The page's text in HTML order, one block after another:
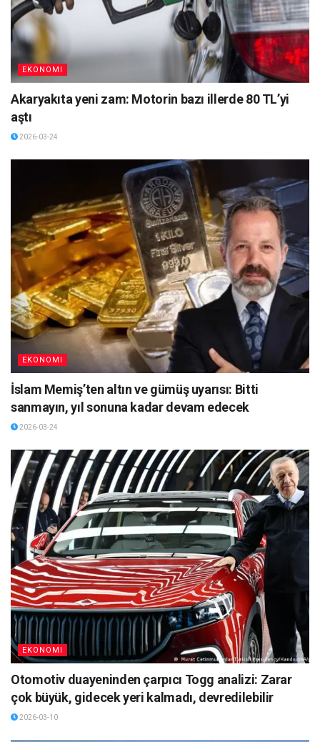
EKONOMI
Akaryakıta yeni zam: Motorin bazı illerde 80 TL’yi
aştı
2026-03-24
EKONOMI
İslam Memiş’ten altın ve gümüş uyarısı: Bitti
sanmayın, yıl sonuna kadar devam edecek
2026-03-24
EKONOMI
Otomotiv duayeninden çarpıcı Togg analizi: Zarar
çok büyük, gidecek yeri kalmadı, devredilebilir
2026-03-10